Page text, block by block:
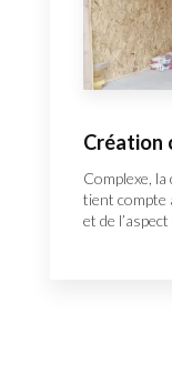
Création
Complexe,
tient compte
et de